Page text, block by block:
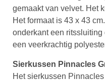
gemaakt van velvet. Het
Het formaat is 43 x 43
onderkant een
een veerkrachtig
Sierkussen Pinnacles
Het sierkussen